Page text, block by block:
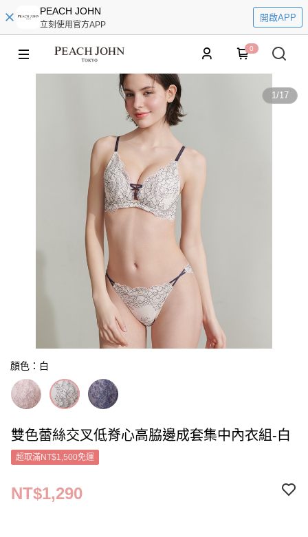
PEACH JOHN
立刻使用官方APP
開啟APP
0
1/17
顏色：白
雙色蕾絲交叉低脊心高脇邊成套集中內衣組-白
超取滿NT$1,500免運
NT$1,290